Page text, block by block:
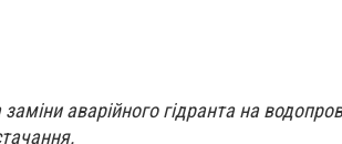
аварійного гідранта на